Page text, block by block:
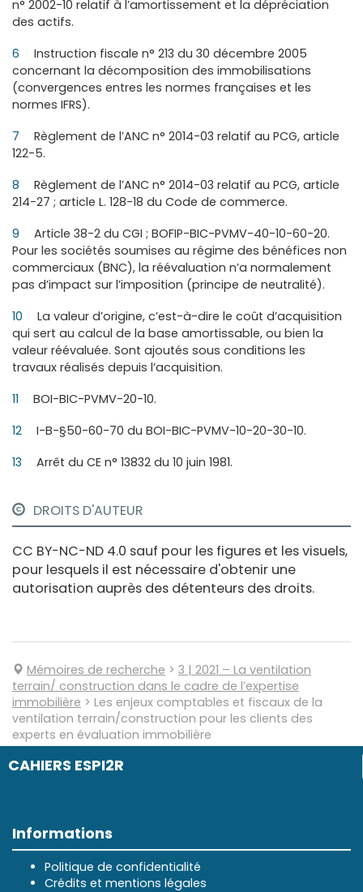
CAHIERS ESPI2R
n° 2002-10 relatif à l’amortissement et la dépréciation
des actifs.
6
Instruction fiscale n° 213 du 30 décembre 2005
concernant la décomposition des immobilisations
(convergences entres les normes françaises et les
normes IFRS).
7
Règlement de l’ANC n° 2014-03 relatif au PCG, article
122-5.
8
Règlement de l’ANC n° 2014-03 relatif au PCG, article
214-27 ; article L. 128-18 du Code de commerce.
9
Article 38-2 du CGI ; BOFIP-BIC-PVMV-40-10-60-20.
Pour les sociétés soumises au régime des bénéfices non
commerciaux (BNC), la réévaluation n’a normalement
pas d’impact sur l’imposition (principe de neutralité).
10
La valeur d’origine, c’est-à-dire le coût d’acquisition
qui sert au calcul de la base amortissable, ou bien la
valeur réévaluée. Sont ajoutés sous conditions les
travaux réalisés depuis l’acquisition.
11
BOI-BIC-PVMV-20-10.
12
I-B-§50-60-70 du BOI-BIC-PVMV-10-20-30-10.
13
Arrêt du CE n° 13832 du 10 juin 1981.
DROITS D'AUTEUR
CC BY-NC-ND 4.0 sauf pour les figures et les visuels,
pour lesquels il est nécessaire d'obtenir une
autorisation auprès des détenteurs des droits.
Mémoires de recherche > 3 | 2021 – La ventilation
terrain/ construction dans le cadre de l’expertise
immobilière > Les enjeux comptables et fiscaux de la
ventilation terrain/construction pour les clients des
experts en évaluation immobilière
Informations
Politique de confidentialité
Crédits et mentions légales